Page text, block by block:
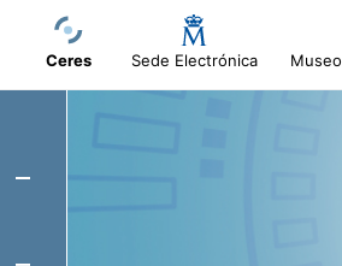
Ceres Sede Electrónica